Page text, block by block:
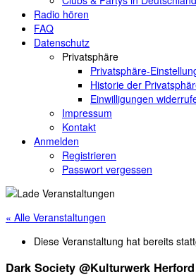
Radio hören
FAQ
Datenschutz
Privatsphäre
Privatsphäre-
Historie der
Einwilligungen
Impressum
Kontakt
Anmelden
Registrieren
Passwort vergessen
« Alle Veranstaltungen
Diese Veranstaltung hat bereits
Dark Society @Kulturwerk Herford